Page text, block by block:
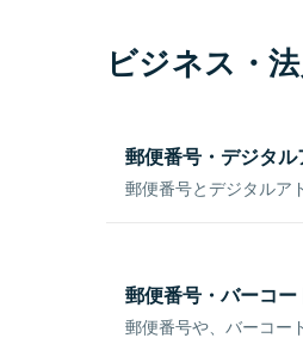
ビジネス・
郵便番号・デジタ
郵便番号とデジタルア
郵便番号・バーコ
郵便番号や、バーコー